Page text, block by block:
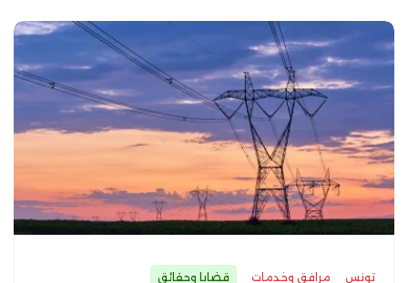
تونس مرافق وخدمات قضايا وحقائق